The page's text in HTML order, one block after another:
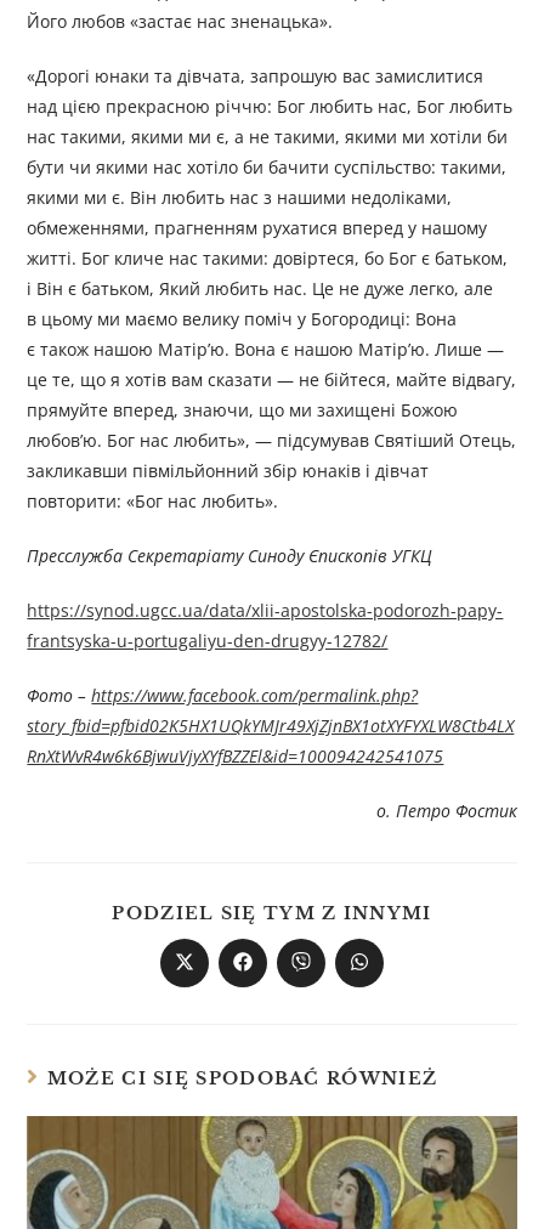
Його любов «застає нас зненацька».
«Дорогі юнаки та дівчата, запрошую вас замислитися
над цією прекрасною річчю: Бог любить нас, Бог любить
нас такими, якими ми є, а не такими, якими ми хотіли би
бути чи якими нас хотіло би бачити суспільство: такими,
якими ми є. Він любить нас з нашими недоліками,
обмеженнями, прагненням рухатися вперед у нашому
житті. Бог кличе нас такими: довіртеся, бо Бог є батьком,
і Він є батьком, Який любить нас. Це не дуже легко, але
в цьому ми маємо велику поміч у Богородиці: Вона
є також нашою Матір’ю. Вона є нашою Матір’ю. Лише —
це те, що я хотів вам сказати — не бійтеся, майте відвагу,
прямуйте вперед, знаючи, що ми захищені Божою
любов’ю. Бог нас любить», — підсумував Святіший Отець,
закликавши півмільйонний збір юнаків і дівчат
повторити: «Бог нас любить».
Пресслужба Секретаріату Синоду Єпископів УГКЦ
https://synod.ugcc.ua/data/xlii-apostolska-podorozh-papy-
frantsyska-u-portugaliyu-den-drugyy-12782/
Фото –https://www.facebook.com/permalink.php?
story_fbid=pfbid02K5HX1UQkYMJr49XjZjnBX1otXYFYXLW8Ctb4LX
RnXtWvR4w6k6BjwuVjyXYfBZZEl&id=100094242541075
о. Петро Фостик
PODZIEL SIĘ TYM Z INNYMI
MOŻE CI SIĘ SPODOBAĆ RÓWNIEŻ